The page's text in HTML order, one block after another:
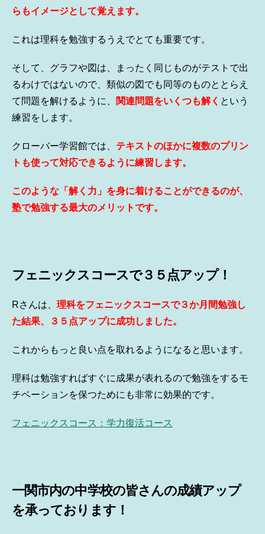
らもイメージとして覚えます。
これは理科を勉強するうえでとても重要です。
そして、グラフや図は、まったく同じものがテストで出
るわけではないので、類似の図でも同等のものととらえ
て問題を解けるように、
関連問題をいくつも解く という
練習をします。
クローバー学習館では、 テキストのほかに複数のプリン
トも使って対応できるように練習します。
このような「解く力」を身に着けることができるのが、
塾で勉強する最大のメリットです。
フェニックスコースで３５点アップ！
Rさんは、 理科をフェニックスコースで３か月間勉強し
た結果、３５点アップに成功しました。
これからもっと良い点を取れるようになると思います。
理科は勉強すればすぐに成果が表れるので勉強をするモ
チベーションを保つためにも非常に効果的です。
フェニックスコース：学力復活コース
一関市内の中学校の皆さんの成績アップ
を承っております！